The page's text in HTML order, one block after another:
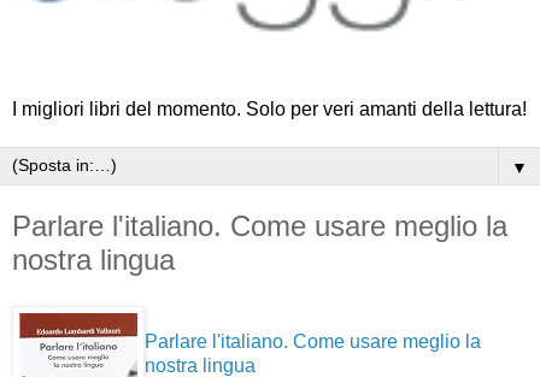
I migliori libri del momento. Solo per veri amanti della lettura!
▼
Parlare l'italiano. Come usare meglio la
nostra lingua
Parlare l'italiano. Come usare meglio la
nostra lingua